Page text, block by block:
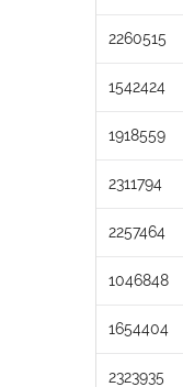
2260515
1542424
1918559
2311794
2257464
1046848
1654404
2323935